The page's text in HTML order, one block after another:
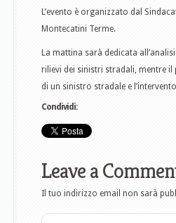
L’evento è organizzato dal
Montecatini Terme.
La mattina sarà dedicata
rilievi dei sinistri stradali, mentre
di un sinistro stradale e
Condividi:
Leave a
Il tuo indirizzo email non sarà